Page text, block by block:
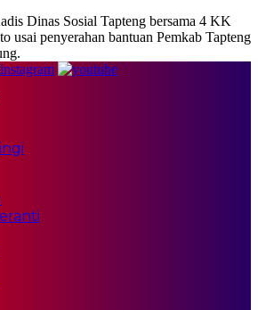
Dinas Sosial Tapteng bersama 4 KK
usai penyerahan bantuan Pemkab Tapteng